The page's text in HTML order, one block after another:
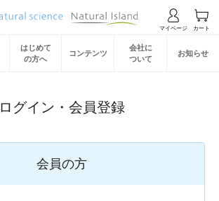
はじめて
の方へ
コンテンツ
会社に
ついて
お知らせ
ログイン・会員登録
会員の方